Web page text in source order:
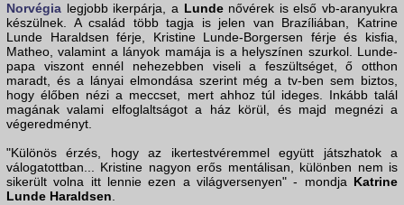
Norvégia legjobb ikerpárja, a Lundenővérek is első vb-aranyukra
készülnek. A család több tagja is jelen van Brazíliában, Katrine
Lunde Haraldsen férje, Kristine Lunde-Borgersen férje és kisfia,
Matheo, valamint a lányok mamája is a helyszínen szurkol. Lunde-
papa viszont ennél nehezebben viseli a feszültséget, ő otthon
maradt, és a lányai elmondása szerint még a tv-ben sem biztos,
hogy élőben nézi a meccset, mert ahhoz túl ideges. Inkább talál
magának valami elfoglaltságot a ház körül, és majd megnézi a
végeredményt.
"Különös érzés, hogy az ikertestvéremmel együtt játszhatok a
válogatottban... Kristine nagyon erős mentálisan, különben nem is
sikerült volna itt lennie ezen a világversenyen" - mondja Katrine
Lunde Haraldsen.